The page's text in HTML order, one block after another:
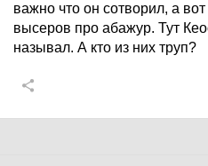
важно что он сотворил, а
высеров про абажур. Тут
называл. А кто из них труп?